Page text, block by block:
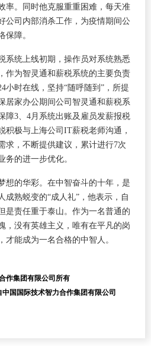
率。同时他克服重重困难，每天准
公司内部消杀工作，为疫情期间公
保障。
统上线初期，操作员对系统熟悉
作为智灵通和薪税系统的主要负责
小时在线，坚持“随呼随到”，所提
居家办公期间公司智灵通和薪税系
障3、4月系统出账及雇员发薪报税
积极与上海公司IT薪税老师沟通，
求，不断提供建议，累计进行7次
务的进一步优化。
的华彩。在中智奋斗的十年，是
成熟蜕变的“成人礼”，他表示，自
是责任重于泰山。作为一名普通的
，没有英雄主义，唯有在平凡的岗
才能成为一名合格的中智人。
作集团有限公司所有
国国际技术智力合作集团有限公司